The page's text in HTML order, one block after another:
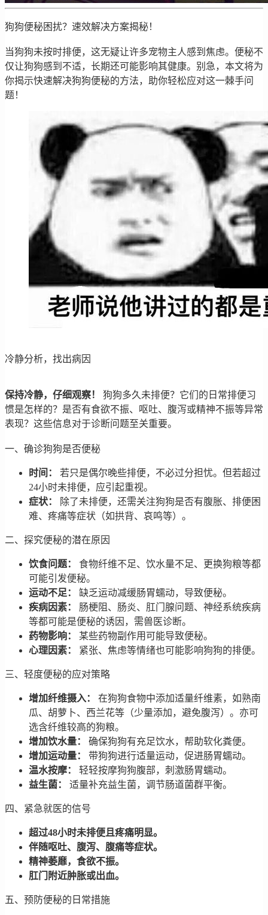
狗狗便秘困扰？速效解决方案揭秘！
当狗狗未按时排便，这无疑让许多宠物主人感到焦虑。便秘不
仅让狗狗感到不适，长期还可能影响其健康。别急，本文将为
你揭示快速解决狗狗便秘的方法，助你轻松应对这一棘手问
题！
冷静分析，找出病因
保持冷静，仔细观察！
狗狗多久未排便？它们的日常排便习
惯是怎样的？是否有食欲不振、呕吐、腹泻或精神不振等异常
表现？这些信息对于诊断问题至关重要。
一、确诊狗狗是否便秘
时间：
若只是偶尔晚些排便，不必过分担忧。但若超过
24小时未排便，应引起重视。
症状：
除了未排便，还需关注狗狗是否有腹胀、排便困
难、疼痛等症状（如拱背、哀鸣等）。
二、探究便秘的潜在原因
饮食问题：
食物纤维不足、饮水量不足、更换狗粮等都
可能引发便秘。
运动不足：
缺乏运动减缓肠胃蠕动，导致便秘。
疾病因素：
肠梗阻、肠炎、肛门腺问题、神经系统疾病
等都可能是便秘的诱因，需兽医诊断。
药物影响：
某些药物副作用可能导致便秘。
心理因素：
紧张、焦虑等情绪也可能影响狗狗的排便。
三、轻度便秘的应对策略
增加纤维摄入：
在狗狗食物中添加适量纤维素，如熟南
瓜、胡萝卜、西兰花等（少量添加，避免腹泻）。亦可
选含纤维较高的狗粮。
增加饮水量：
确保狗狗有充足饮水，帮助软化粪便。
增加运动量：
带狗狗进行适量运动，促进肠胃蠕动。
温水按摩：
轻轻按摩狗狗腹部，刺激肠胃蠕动。
益生菌：
适量补充益生菌，调节肠道菌群平衡。
四、紧急就医的信号
超过48小时未排便且疼痛明显。
伴随呕吐、腹泻、腹痛等症状。
精神萎靡，食欲不振。
肛门附近肿胀或出血。
五、预防便秘的日常措施